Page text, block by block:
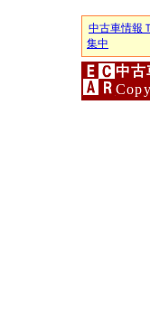
中古車情報
集中
中